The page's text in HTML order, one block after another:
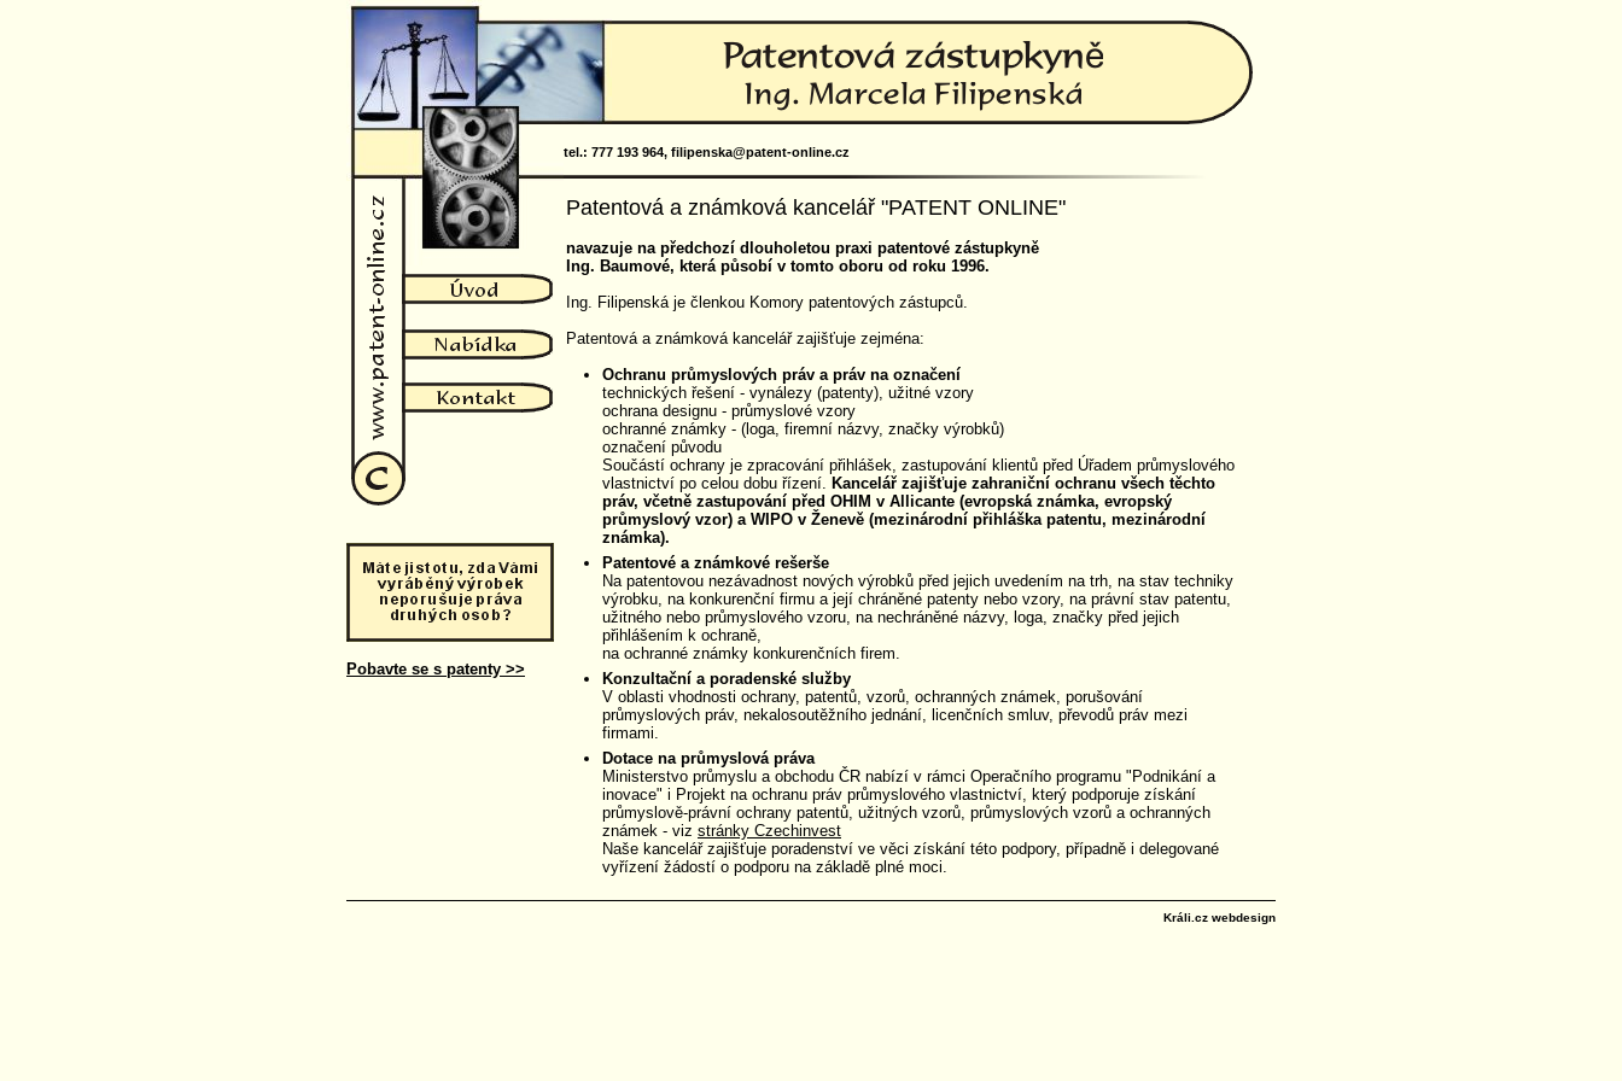
tel.: 777 193 964, filipenska@patent-online.cz
Pobavte se s patenty >>
Patentová a známková kancelář "PATENT ONLINE"
navazuje na předchozí dlouholetou praxi patentové zástupkyně
Ing. Baumové, která působí v tomto oboru od roku 1996.
Ing. Filipenská je členkou Komory patentových zástupců.
Patentová a známková kancelář zajišťuje zejména:
Ochranu průmyslových práv a práv na označení
technických řešení - vynálezy (patenty), užitné vzory
ochrana designu - průmyslové vzory
ochranné známky - (loga, firemní názvy, značky výrobků)
označení původu
Součástí ochrany je zpracování přihlášek, zastupování klientů před Úřadem průmyslového
vlastnictví po celou dobu řízení. Kancelář zajišťuje zahraniční ochranu všech těchto
práv, včetně zastupování před OHIM v Allicante (evropská známka, evropský
průmyslový vzor) a WIPO v Ženevě (mezinárodní přihláška patentu, mezinárodní
známka).
Patentové a známkové rešerše
Na patentovou nezávadnost nových výrobků před jejich uvedením na trh, na stav techniky
výrobku, na konkurenční firmu a její chráněné patenty nebo vzory, na právní stav patentu,
užitného nebo průmyslového vzoru, na nechráněné názvy, loga, značky před jejich
přihlášením k ochraně,
na ochranné známky konkurenčních firem.
Konzultační a poradenské služby
V oblasti vhodnosti ochrany, patentů, vzorů, ochranných známek, porušování
průmyslových práv, nekalosoutěžního jednání, licenčních smluv, převodů práv mezi
firmami.
Dotace na průmyslová práva
Ministerstvo průmyslu a obchodu ČR nabízí v rámci Operačního programu "Podnikání a
inovace" i Projekt na ochranu práv průmyslového vlastnictví, který podporuje získání
průmyslově-právní ochrany patentů, užitných vzorů, průmyslových vzorů a ochranných
známek - viz stránky Czechinvest
Naše kancelář zajišťuje poradenství ve věci získání této podpory, případně i delegované
vyřízení žádostí o podporu na základě plné moci.
Králi.cz webdesign